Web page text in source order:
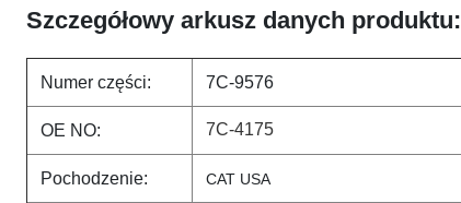
Szczegółowy arkusz danych produktu:
Numer części: 7C-9576
OE NO: 7C-4175
Pochodzenie: CAT USA